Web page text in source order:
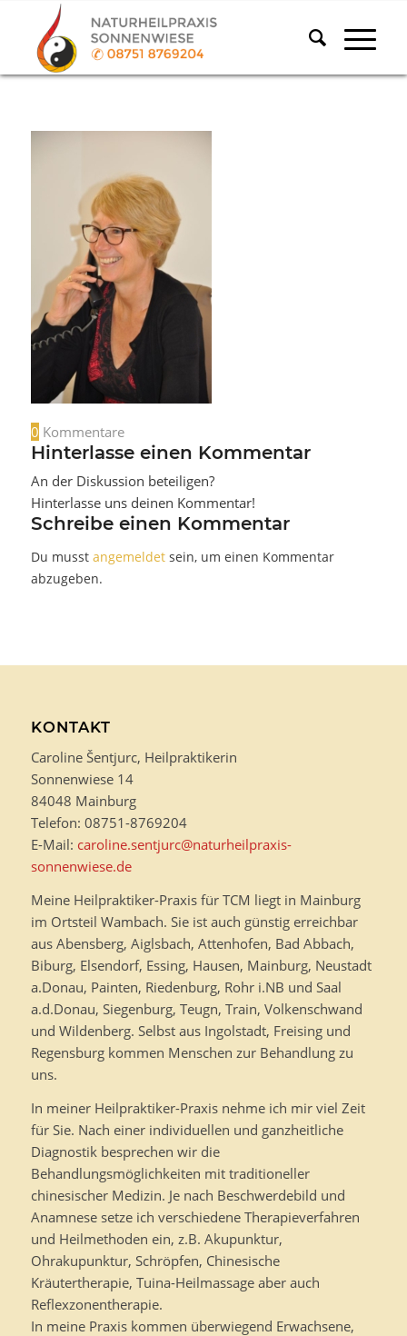
0 Kommentare
Hinterlasse einen Kommentar
An der Diskussion beteiligen?
Hinterlasse uns deinen Kommentar!
Schreibe einen Kommentar
Du musst angemeldetsein, um einen Kommentar
abzugeben.
KONTAKT
Caroline Šentjurc, Heilpraktikerin
Sonnenwiese 14
84048 Mainburg
Telefon: 08751-8769204
E-Mail: caroline.sentjurc@naturheilpraxis-
sonnenwiese.de
Meine Heilpraktiker-Praxis für TCM liegt in Mainburg
im Ortsteil Wambach. Sie ist auch günstig erreichbar
aus Abensberg, Aiglsbach, Attenhofen, Bad Abbach,
Biburg, Elsendorf, Essing, Hausen, Mainburg, Neustadt
a.Donau, Painten, Riedenburg, Rohr i.NB und Saal
a.d.Donau, Siegenburg, Teugn, Train, Volkenschwand
und Wildenberg. Selbst aus Ingolstadt, Freising und
Regensburg kommen Menschen zur Behandlung zu
uns.
In meiner Heilpraktiker-Praxis nehme ich mir viel Zeit
für Sie. Nach einer individuellen und ganzheitliche
Diagnostik besprechen wir die
Behandlungsmöglichkeiten mit traditioneller
chinesischer Medizin. Je nach Beschwerdebild und
Anamnese setze ich verschiedene Therapieverfahren
und Heilmethoden ein, z.B. Akupunktur,
Ohrakupunktur, Schröpfen, Chinesische
Kräutertherapie, Tuina-Heilmassage aber auch
Reflexzonentherapie.
In meine Praxis kommen überwiegend Erwachsene,